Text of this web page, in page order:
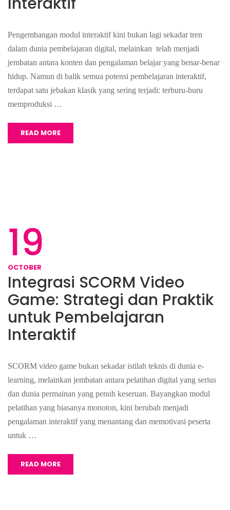
Pengembangan modul interaktif kini bukan lagi sekadar tren
dalam dunia pembelajaran digital, melainkan telah menjadi
jembatan antara konten dan pengalaman belajar yang benar-benar
hidup. Namun di balik semua potensi pembelajaran interaktif,
terdapat satu jebakan klasik yang sering terjadi: terburu-buru
memproduksi …
READ MORE
19
OCTOBER
Integrasi SCORM Video
Game: Strategi dan Praktik
untuk Pembelajaran
Interaktif
SCORM video game bukan sekadar istilah teknis di dunia e-
learning, melainkan jembatan antara pelatihan digital yang serius
dan dunia permainan yang penuh keseruan. Bayangkan modul
pelatihan yang biasanya monoton, kini berubah menjadi
pengalaman interaktif yang menantang dan memotivasi peserta
untuk …
READ MORE